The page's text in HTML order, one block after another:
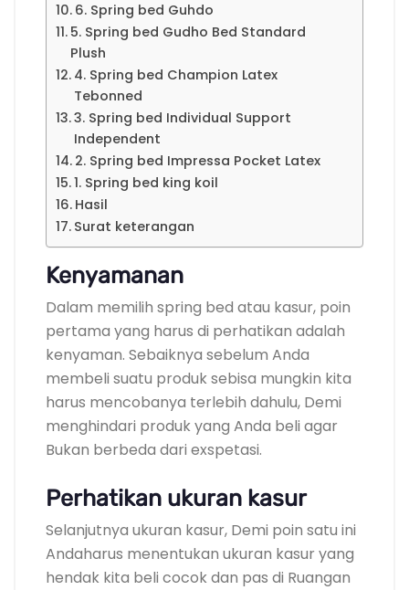
6. Spring bed Guhdo
5. Spring bed Gudho Bed Standard
Plush
4. Spring bed Champion Latex
Tebonned
3. Spring bed Individual Support
Independent
2. Spring bed Impressa Pocket Latex
1. Spring bed king koil
Hasil
Surat keterangan
Kenyamanan
Dalam memilih spring bed atau kasur, poin
pertama yang harus di perhatikan adalah
kenyaman. Sebaiknya sebelum Anda
membeli suatu produk sebisa mungkin kita
harus mencobanya terlebih dahulu, Demi
menghindari produk yang Anda beli agar
Bukan berbeda dari exspetasi.
Perhatikan ukuran kasur
Selanjutnya ukuran kasur, Demi poin satu ini
Andaharus menentukan ukuran kasur yang
hendak kita beli cocok dan pas di Ruangan